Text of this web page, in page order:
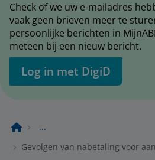
Check of we uw e-mailadres
vaak geen brieven meer te
persoonlijke berichten in
meteen bij een nieuw bericht.
Log in met DigiD
...
Gevolgen van nabetaling voor